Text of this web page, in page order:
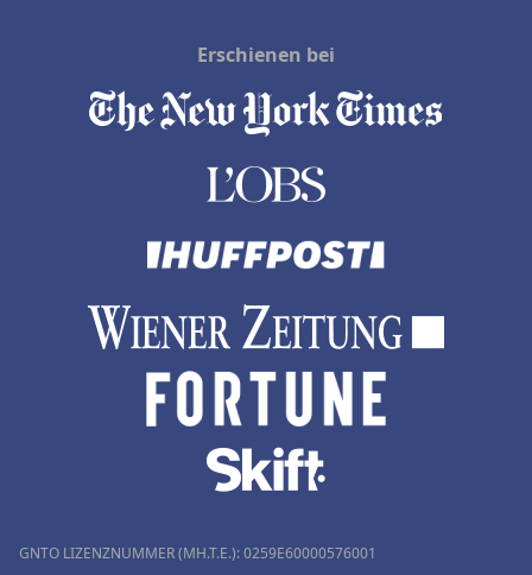
Erschienen bei
GNTO LIZENZNUMMER (MH.T.E.): 0259Ε60000576001